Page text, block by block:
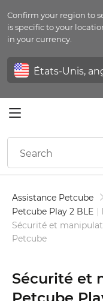
Confirm your region to
is specific to your
in your currency.
Petfeed
Se Connecter
Assistance Petcube
Petcube Play 2 BLE |
Sécurité et
Petcube
Sécurité et